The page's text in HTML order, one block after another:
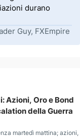
durano
Guy, FXEmpire
Azioni, Oro e Bond
della Guerra
martedì mattina; azioni,